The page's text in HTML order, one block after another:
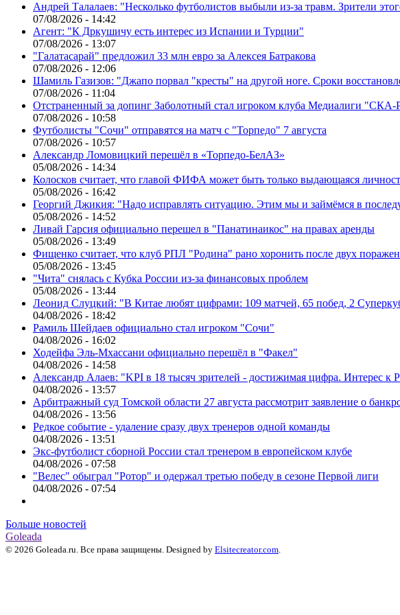
Андрей Талалаев: "Несколько футболистов выбыли из-за травм. Зрители
07/08/2026 - 14:42
Агент: "К Дркушичу есть интерес из Испании и Турции"
07/08/2026 - 13:07
"Галатасарай" предложил 33 млн евро за Алексея Батракова
07/08/2026 - 12:06
Шамиль Газизов: "Джапо порвал "кресты" на другой ноге. Сроки
07/08/2026 - 11:04
Отстраненный за допинг Заболотный стал игроком клуба Медиалиги "СКА-
07/08/2026 - 10:58
Футболисты "Сочи" отправятся на матч с "Торпедо" 7 августа
07/08/2026 - 10:57
Александр Ломовицкий перешёл в «Торпедо-БелАЗ»
05/08/2026 - 14:34
Колосков считает, что главой ФИФА может быть только выдающаяся
05/08/2026 - 16:42
Георгий Джикия: "Надо исправлять ситуацию. Этим мы и займёмся в
05/08/2026 - 14:52
Ливай Гарсия официально перешел в "Панатинаикос" на правах аренды
05/08/2026 - 13:49
Фищенко считает, что клуб РПЛ "Родина" рано хоронить после двух
05/08/2026 - 13:45
"Чита" снялась с Кубка России из-за финансовых проблем
05/08/2026 - 13:44
Леонид Слуцкий: "В Китае любят цифрами: 109 матчей, 65 побед, 2
04/08/2026 - 18:42
Рамиль Шейдаев официально стал игроком "Сочи"
04/08/2026 - 16:02
Ходейфа Эль-Мхассани официально перешёл в "Факел"
04/08/2026 - 14:58
Александр Алаев: "KPI в 18 тысяч зрителей - достижимая цифра. Интерес к
04/08/2026 - 13:57
Арбитражный суд Томской области 27 августа рассмотрит заявление о
04/08/2026 - 13:56
Редкое событие - удаление сразу двух тренеров одной команды
04/08/2026 - 13:51
Экс-футболист сборной России стал тренером в европейском клубе
04/08/2026 - 07:58
"Велес" обыграл "Ротор" и одержал третью победу в сезоне Первой лиги
04/08/2026 - 07:54
Больше новостей
Goleada
© 2026 Goleada.ru. Все права защищены. Designed by Elsitecreator.com